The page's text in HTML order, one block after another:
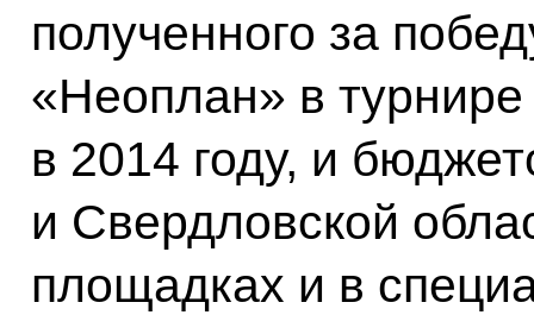
полученного за
«Неоплан» в
в 2014 году, и
и Свердловской
площадках и в